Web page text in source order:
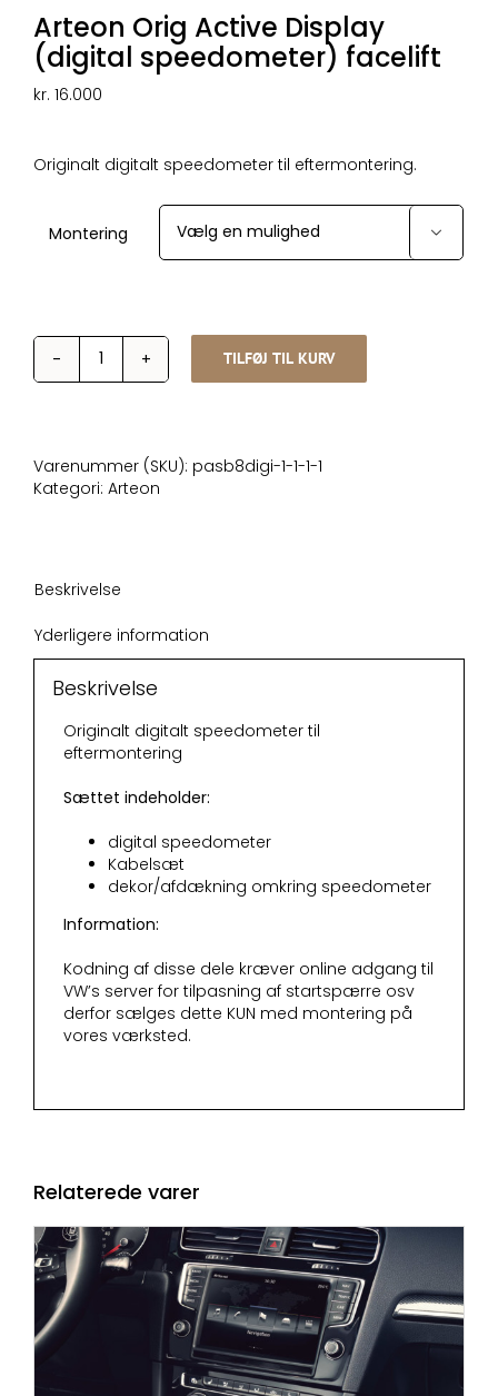
Arteon Orig Active Display
(digital speedometer) facelift
kr. 16.000
Originalt digitalt speedometer til eftermontering.
Montering 
Arteon
(digital
speedometer)
TILFØJ TIL KURV
Varenummer (SKU): pasb8digi-1-1-1-1
Kategori: Arteon
Beskrivelse
Yderligere information
Beskrivelse
Originalt digitalt speedometer til
eftermontering
Sættet indeholder:
digital speedometer
Kabelsæt
dekor/afdækning omkring speedometer
Information:
Kodning af disse dele kræver online adgang til
VW’s server for tilpasning af startspærre osv
derfor sælges dette KUN med montering på
vores værksted.
Relaterede varer